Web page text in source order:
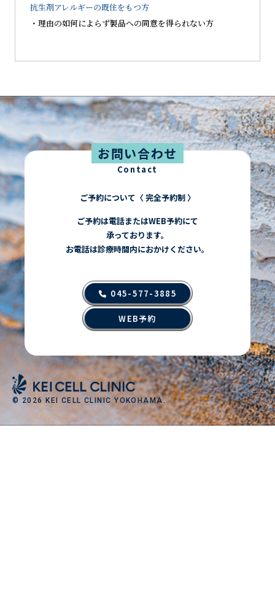
抗生剤アレルギーの既住をもつ方
・理由の如何によらず製品への同意を得られない方
お問い合わせ
Contact
ご予約について〈 完全予約制 〉
ご予約は電話またはWEB予約にて
承っております。
お電話は診療時間内におかけください。
045-577-3885
WEB予約
© 2026 KEI CELL CLINIC YOKOHAMA.